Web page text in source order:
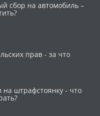
сбор на автомобиль –
прав - за что
штрафстоянку - что